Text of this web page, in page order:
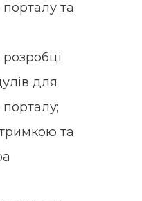
та
розробці
для
та